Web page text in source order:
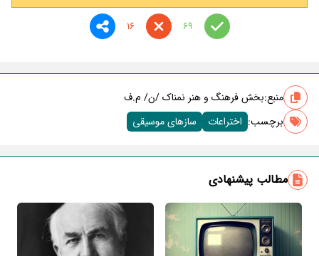
69
16
منبع:بخش فرهنگ و هنر نمناک /ن/ م.ف
برچسب‌: اختراعات سازهای موسیقی
مطالب پیشنهادی